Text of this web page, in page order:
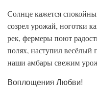
Солнце кажется
созрел урожай, ноготки
рек, фермеры поют
полях, наступил
наши амбары свежим
Воплощения Любви!